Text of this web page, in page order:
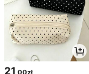
21